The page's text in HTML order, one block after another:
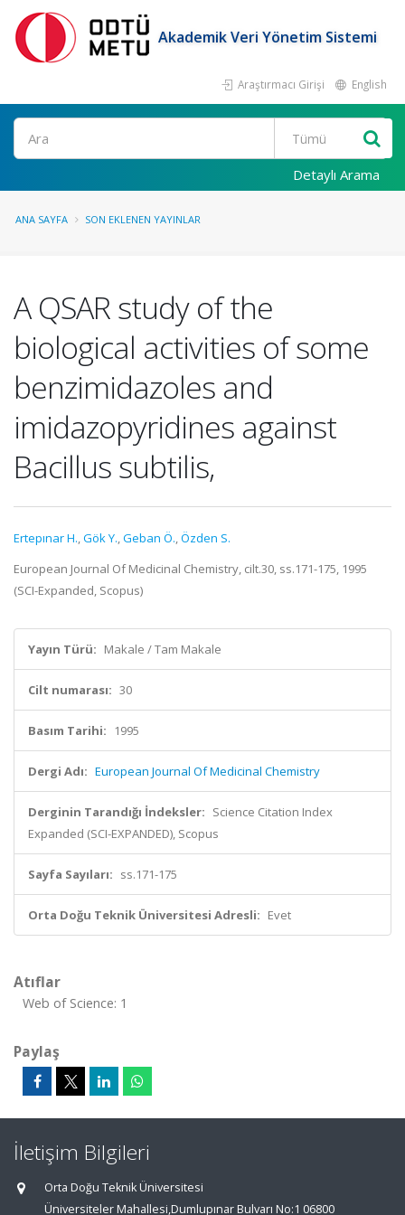
Akademik Veri Yönetim Sistemi
Araştırmacı Girişi English
Ara
Detaylı Arama
ANA SAYFA SON EKLENEN YAYINLAR
A QSAR study of the
biological activities of some
benzimidazoles and
imidazopyridines against
Bacillus subtilis,
Ertepınar H.,Gök Y.,Geban Ö.,Özden S.
European Journal Of Medicinal Chemistry, cilt.30, ss.171-175, 1995
(SCI-Expanded, Scopus)
Yayın Türü: Makale / Tam Makale
Cilt numarası: 30
Basım Tarihi: 1995
Dergi Adı: European Journal Of Medicinal Chemistry
Derginin Tarandığı İndeksler: Science Citation Index
Expanded (SCI-EXPANDED), Scopus
Sayfa Sayıları: ss.171-175
Orta Doğu Teknik Üniversitesi Adresli: Evet
Atıflar
Web of Science: 1
Paylaş
İletişim Bilgileri
Orta Doğu Teknik Üniversitesi
Üniversiteler Mahallesi,Dumlupınar Bulvarı No:1 06800